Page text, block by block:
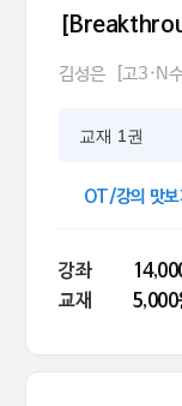
김성은 [고3·N
교재 1권
OT/강의 맛보
강좌
교재
5,000